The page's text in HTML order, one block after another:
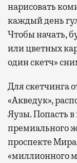
нарисовать
каждый день
Чтобы начать,
или цветных
один скетч»
Для скетчинга
«Акведук»,
Яузы. Попасть
премиального
проспекте
«миллионного